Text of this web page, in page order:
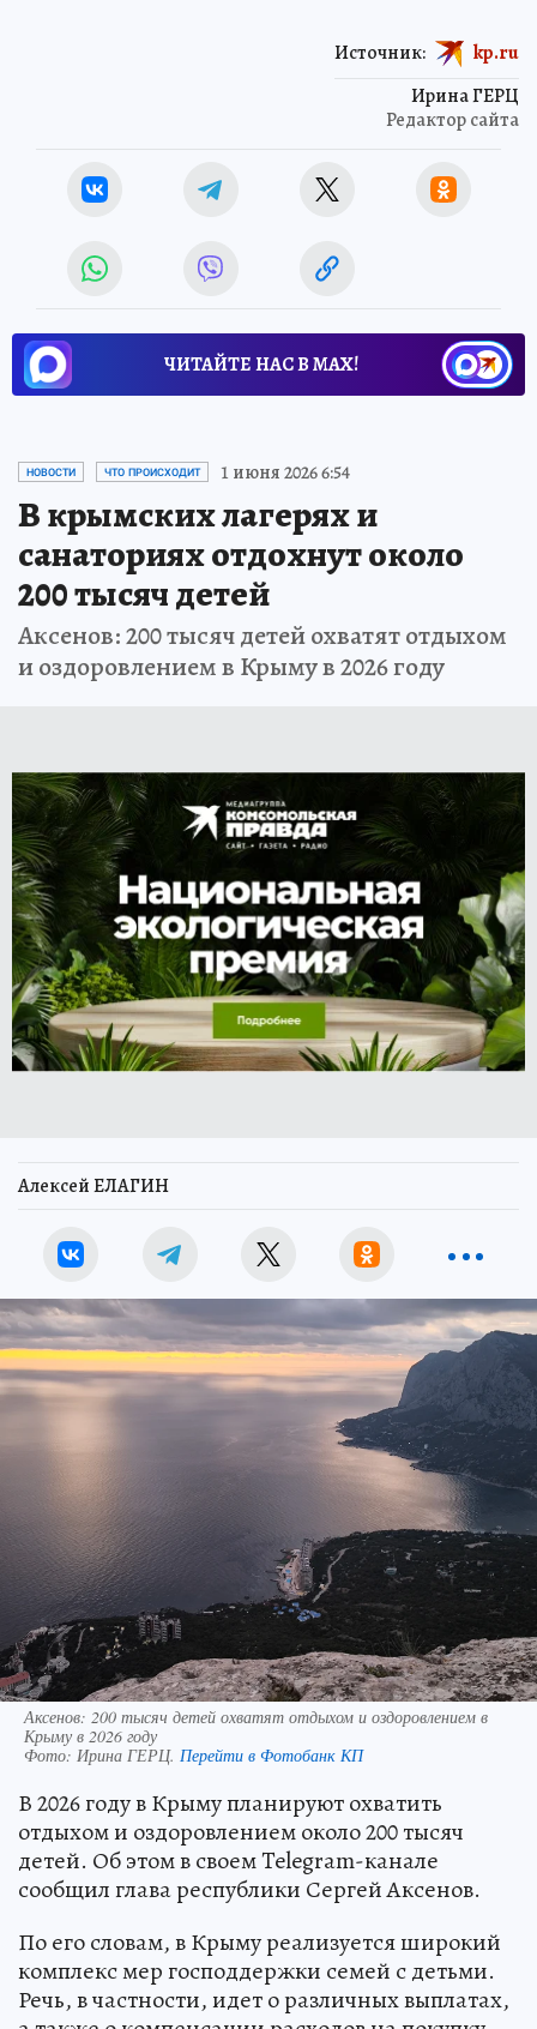
Ирина ГЕРЦ
Редактор сайта
Источник: kp.ru
ЧИТАЙТЕ НАС В МАХ!
НОВОСТИ ЧТО ПРОИСХОДИТ 1 июня 2026 6:54
В крымских лагерях и
санаториях отдохнут около
200 тысяч детей
Аксенов: 200 тысяч детей охватят отдыхом
и оздоровлением в Крыму в 2026 году
Алексей ЕЛАГИН
Аксенов: 200 тысяч детей охватят отдыхом и оздоровлением в
Крыму в 2026 году
Фото: Ирина ГЕРЦ. Перейти в Фотобанк КП
В 2026 году в Крыму планируют охватить
отдыхом и оздоровлением около 200 тысяч
детей. Об этом в своем Telegram-канале
сообщил глава республики Сергей Аксенов.
По его словам, в Крыму реализуется широкий
комплекс мер господдержки семей с детьми.
Речь, в частности, идет о различных выплатах,